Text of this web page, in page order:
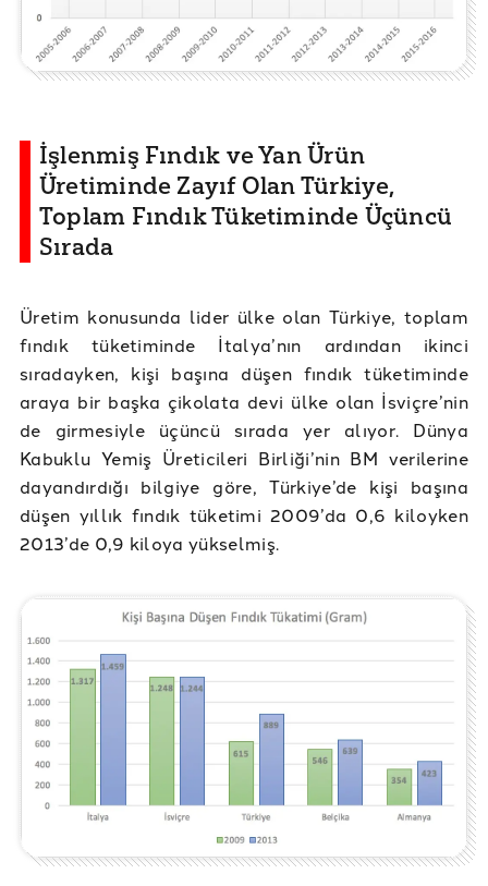
İşlenmiş Fındık ve Yan Ürün
Üretiminde Zayıf Olan Türkiye,
Toplam Fındık Tüketiminde Üçüncü
Sırada
Üretim konusunda lider ülke olan Türkiye, toplam
fındık tüketiminde İtalya’nın ardından ikinci
sıradayken, kişi başına düşen fındık tüketiminde
araya bir başka çikolata devi ülke olan İsviçre’nin
de girmesiyle üçüncü sırada yer alıyor. Dünya
Kabuklu Yemiş Üreticileri Birliği’nin BM verilerine
dayandırdığı bilgiye göre, Türkiye’de kişi başına
düşen yıllık fındık tüketimi 2009’da 0,6 kiloyken
2013’de 0,9 kiloya yükselmiş.